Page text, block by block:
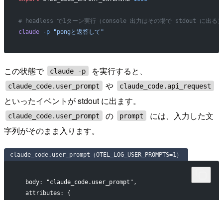
# headless で1ターン実行（console 出力はその場で stdout に出る）
claude -p "pongと返答して"
この状態で claude -p を実行すると、
claude_code.user_prompt や claude_code.api_request
といったイベントが stdout に出ます。
claude_code.user_prompt の prompt
には、入力した文
字列がそのまま入ります。
claude_code.user_prompt（OTEL_LOG_USER_PROMPTS=1）
  body: "claude_code.user_prompt",
  attributes: {